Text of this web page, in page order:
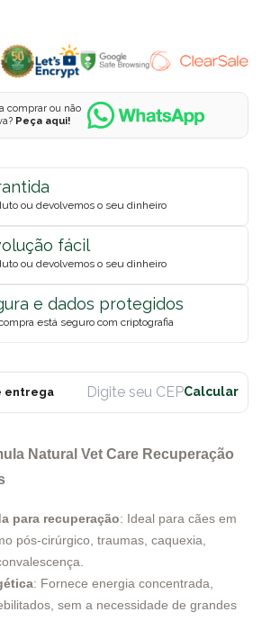
comprar ou não
Peça aqui!
ou devolvemos o seu dinheiro
fácil
ou devolvemos o seu dinheiro
e dados protegidos
está seguro com criptografia
entrega
Natural Vet Care Recuperação
para recuperação: Ideal para cães em
pós-cirúrgico, traumas, caquexia,
: Fornece energia concentrada,
sem a necessidade de grandes